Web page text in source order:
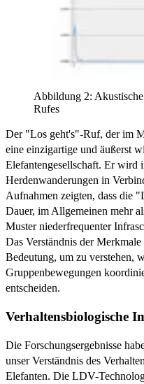
Abbildung 2:
Rufes
Der "Los geht's"-Ruf, der im
eine einzigartige und äußerst
Elefantengesellschaft. Er wird
Herdenwanderungen in
Aufnahmen zeigten, dass die
Dauer, im Allgemeinen mehr
Muster niederfrequenter
Das Verständnis der
Bedeutung, um zu verstehen,
Gruppenbewegungen
entscheiden.
Verhaltensbiologische
Die Forschungsergebnisse
unser Verständnis des
Elefanten. Die LDV-